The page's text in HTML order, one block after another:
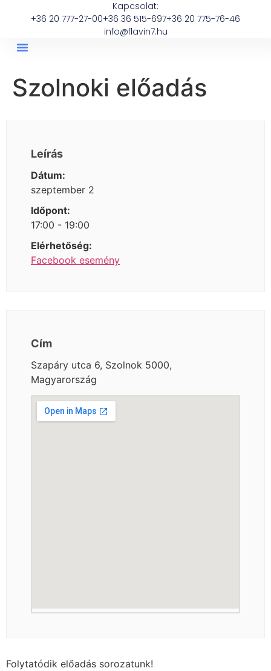
Kapcsolat:
+36 20 777-27-00+36 36 515-697+36 20 775-76-46
info@flavin7.hu
Szolnoki előadás
Leírás
Dátum:
szeptember 2
Időpont:
17:00 - 19:00
Elérhetőség:
Facebook esemény
Cím
Szapáry utca 6, Szolnok 5000,
Magyarország
Folytatódik előadás sorozatunk!